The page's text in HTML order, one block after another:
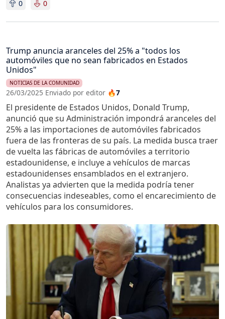
0 0
Trump anuncia aranceles del 25% a "todos los
automóviles que no sean fabricados en Estados
Unidos"
NOTICIAS DE LA COMUNIDAD
26/03/2025 Enviado por editor 🔥7
El presidente de Estados Unidos, Donald Trump,
anunció que su Administración impondrá aranceles del
25% a las importaciones de automóviles fabricados
fuera de las fronteras de su país. La medida busca traer
de vuelta las fábricas de automóviles a territorio
estadounidense, e incluye a vehículos de marcas
estadounidenses ensamblados en el extranjero.
Analistas ya advierten que la medida podría tener
consecuencias indeseables, como el encarecimiento de
vehículos para los consumidores.